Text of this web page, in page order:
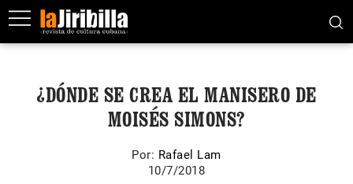
¿DÓNDE SE CREA EL MANISERO DE
MOISÉS SIMONS?
Por: Rafael Lam
10/7/2018